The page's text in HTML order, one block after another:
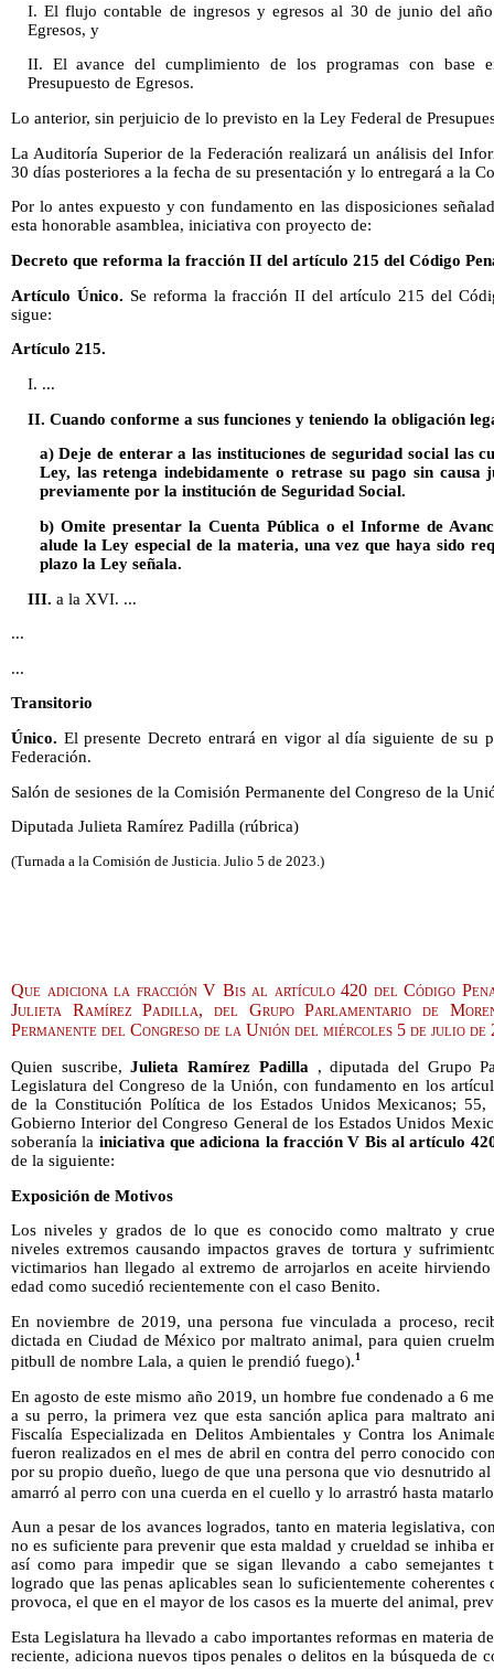
I. El flujo contable de ingresos y egresos al 30 de junio del
Egresos, y
II. El avance del cumplimiento de los programas con base
Presupuesto de Egresos.
Lo anterior, sin perjuicio de lo previsto en la Ley Federal de
La Auditoría Superior de la Federación realizará un análisis del
30 días posteriores a la fecha de su presentación y lo entregará a la
Por lo antes expuesto y con fundamento en las disposiciones
esta honorable asamblea, iniciativa con proyecto de:
Decreto que reforma la fracción II del artículo 215 del Código
Artículo Único. Se reforma la fracción II del artículo 215 del
sigue:
Artículo 215.
I. ...
II. Cuando conforme a sus funciones y teniendo la obligación
a) Deje de enterar a las instituciones de seguridad social las
Ley, las retenga indebidamente o retrase su pago sin causa
previamente por la institución de Seguridad Social.
b) Omite presentar la Cuenta Pública o el Informe de
alude la Ley especial de la materia, una vez que haya sido
plazo la Ley señala.
III. a la XVI. ...
...
...
Transitorio
Único. El presente Decreto entrará en vigor al día siguiente de
Federación.
Salón de sesiones de la Comisión Permanente del Congreso de la
Diputada Julieta Ramírez Padilla (rúbrica)
(Turnada a la Comisión de Justicia. Julio 5 de 2023.)
Que adiciona la fracción V Bis al artículo 420 del Código
Julieta Ramírez Padilla, del Grupo Parlamentario de
Permanente del Congreso de la Unión del miércoles 5 de julio de
Quien suscribe,Julieta Ramírez Padilla , diputada del Grupo
Legislatura del Congreso de la Unión, con fundamento en los
de la Constitución Política de los Estados Unidos Mexicanos;
Gobierno Interior del Congreso General de los Estados Unidos
soberanía la iniciativa que adiciona la fracción V Bis al artículo
de la siguiente:
Exposición de Motivos
Los niveles y grados de lo que es conocido como maltrato y
niveles extremos causando impactos graves de tortura y
victimarios han llegado al extremo de arrojarlos en aceite hirviendo
edad como sucedió recientemente con el caso Benito.
En noviembre de 2019, una persona fue vinculada a proceso,
dictada en Ciudad de México por maltrato animal, para quien
pitbull de nombre Lala, a quien le prendió fuego).1
En agosto de este mismo año 2019, un hombre fue condenado a 6
a su perro, la primera vez que esta sanción aplica para maltrato
Fiscalía Especializada en Delitos Ambientales y Contra los
fueron realizados en el mes de abril en contra del perro conocido
por su propio dueño, luego de que una persona que vio desnutrido
amarró al perro con una cuerda en el cuello y lo arrastró hasta
Aun a pesar de los avances logrados, tanto en materia legislativa,
no es suficiente para prevenir que esta maldad y crueldad se inhiba
así como para impedir que se sigan llevando a cabo semejantes
logrado que las penas aplicables sean lo suficientemente
provoca, el que en el mayor de los casos es la muerte del animal,
Esta Legislatura ha llevado a cabo importantes reformas en materia
reciente, adiciona nuevos tipos penales o delitos en la búsqueda de